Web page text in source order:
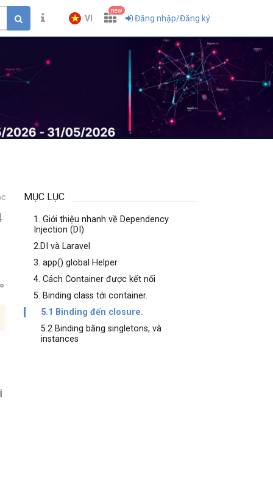
VI
new
Đăng nhập/Đăng ký
MỤC LỤC
1. Giới thiệu nhanh về Dependency
Injection (DI)
2.DI và Laravel
3. app() global Helper
4. Cách Container được kết nối
5. Binding class tới container.
5.1 Binding đến closure.
5.2 Binding bằng singletons, và
instances